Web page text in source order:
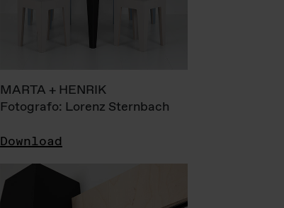
MARTA + HENRIK
Fotografo: Lorenz Sternbach
Download